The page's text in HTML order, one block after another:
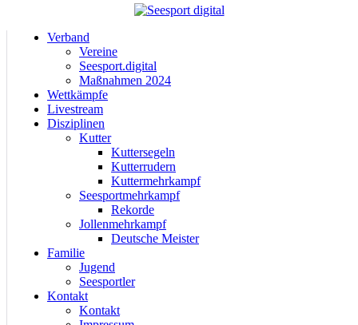
Verband
Vereine
Seesport.digital
Maßnahmen 2024
Wettkämpfe
Livestream
Disziplinen
Kutter
Kuttersegeln
Kutterrudern
Kuttermehrkampf
Seesportmehrkampf
Rekorde
Jollenmehrkampf
Deutsche Meister
Familie
Jugend
Seesportler
Kontakt
Kontakt